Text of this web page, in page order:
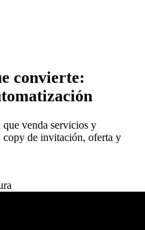
convierte:
venda servicios y
copy de invitación, oferta y